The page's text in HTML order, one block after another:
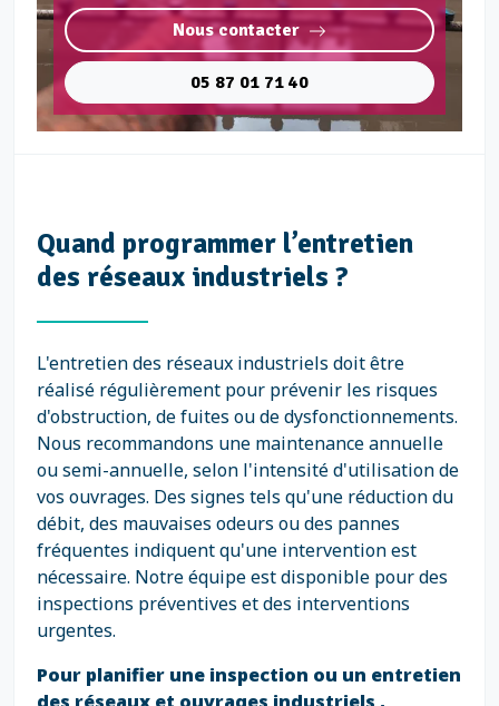
Nous contacter
05 87 01 71 40
Quand programmer l’entretien
des réseaux industriels ?
L'entretien des réseaux industriels doit être
réalisé régulièrement pour prévenir les risques
d'obstruction, de fuites ou de dysfonctionnements.
Nous recommandons une maintenance annuelle
ou semi-annuelle, selon l'intensité d'utilisation de
vos ouvrages. Des signes tels qu'une réduction du
débit, des mauvaises odeurs ou des pannes
fréquentes indiquent qu'une intervention est
nécessaire. Notre équipe est disponible pour des
inspections préventives et des interventions
urgentes.
Pour planifier une inspection ou un entretien